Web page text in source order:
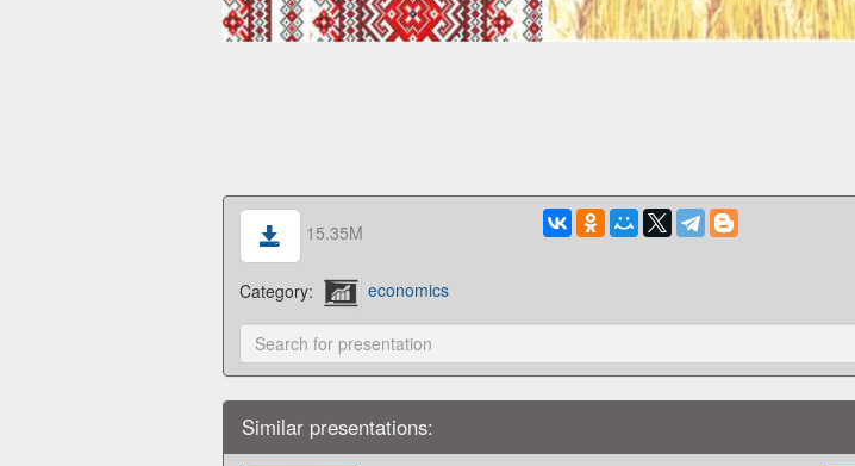
15.35M
Category: economics
Similar presentations: